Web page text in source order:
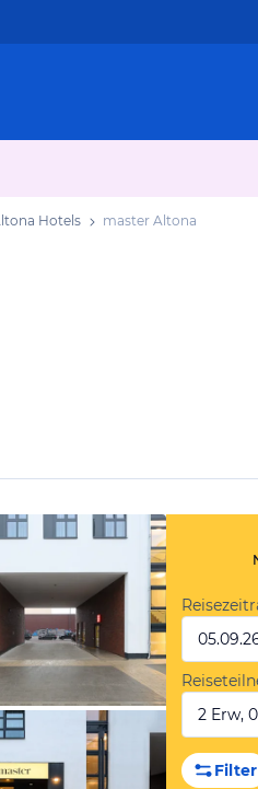
Hotels master Altona
2 Erw,
Filter